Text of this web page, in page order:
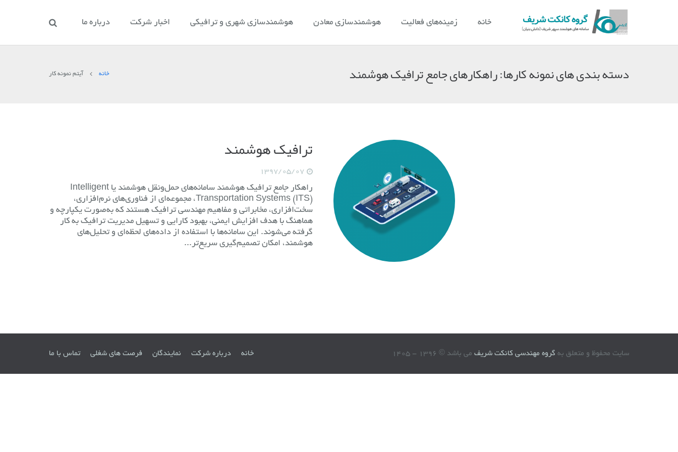
خانه زمینه‌های فعالیت هوشمندسازی معادن هوشمندسازی شهری و ترافیکی اخبار شرکت درباره ما
دسته بندی های نمونه کارها:راهکارهای جامع ترافیک هوشمند خانه آیتم نمونه کار
ترافیک هوشمند
1397/05/07
راهکار جامع ترافیک هوشمند سامانه‌های حمل‌ونقل هوشمند یا Intelligent
Transportation Systems (ITS)، مجموعه‌ای از فناوری‌های نرم‌افزاری،
سخت‌افزاری، مخابراتی و مفاهیم مهندسی ترافیک هستند که به‌صورت یکپارچه و
هماهنگ با هدف افزایش ایمنی، بهبود کارایی و تسهیل مدیریت ترافیک به کار
گرفته می‌شوند. این سامانه‌ها با استفاده از داده‌های لحظه‌ای و تحلیل‌های
هوشمند، امکان تصمیم‌گیری سریع‌تر...
خانه درباره شرکت نمایندگان فرصت های شغلی تماس با ما سایت محفوظ و متعلق به گروه مهندسی کانکت شریف می باشد © 1396 - 1405